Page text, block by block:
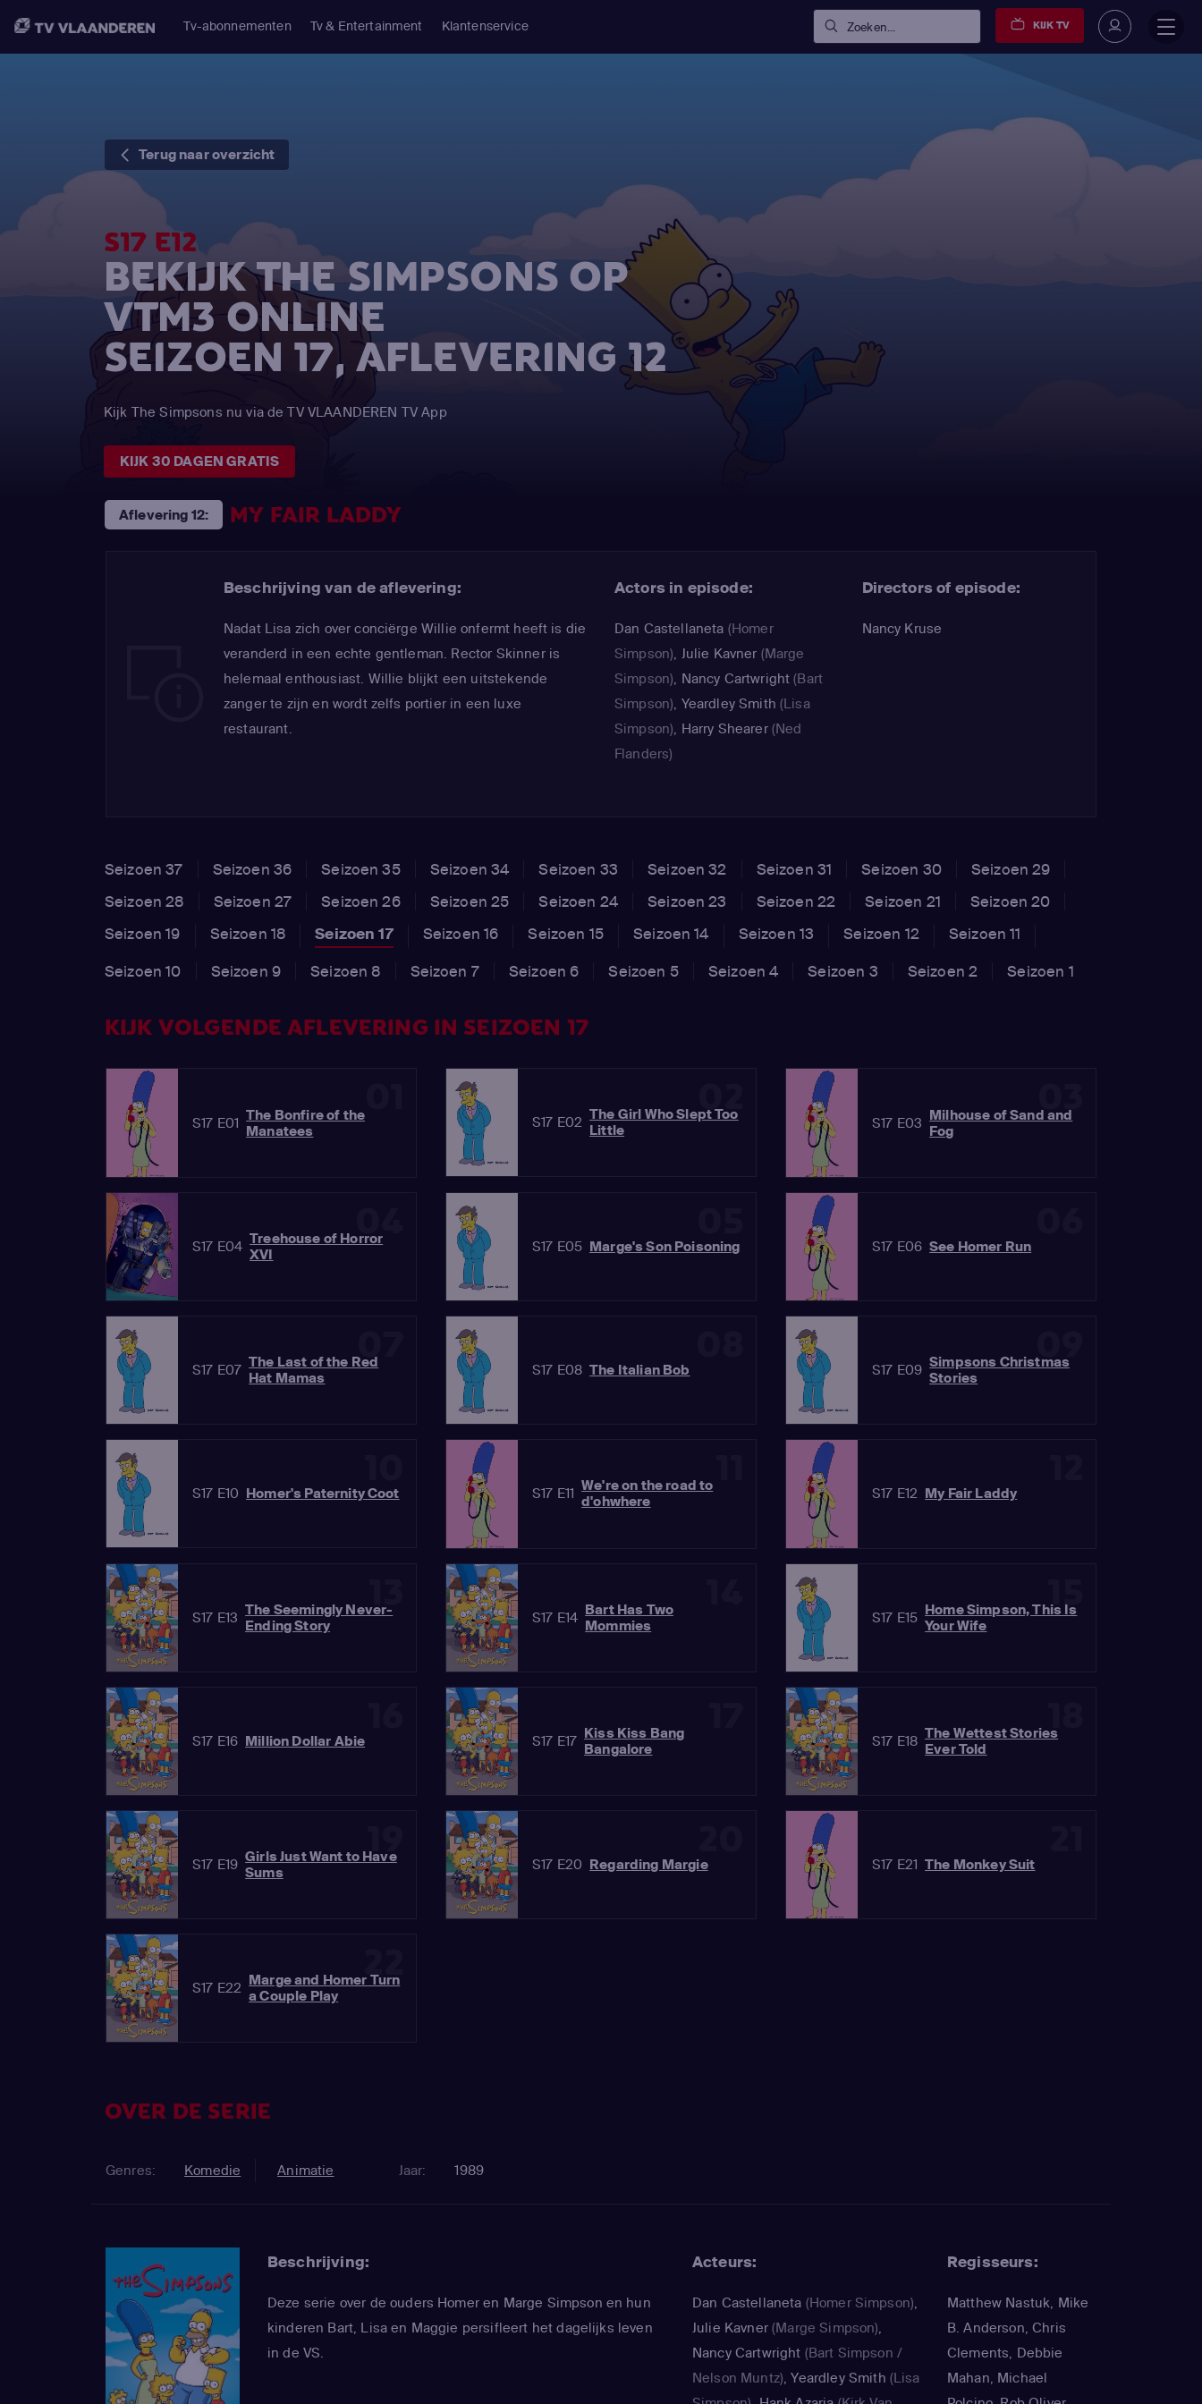
Tv-abonnementen Tv & Entertainment Klantenservice Zoeken... KIJK TV
Terug naar overzicht
S17 E12
BEKIJK THE SIMPSONS OP
VTM3 ONLINE
SEIZOEN 17, AFLEVERING 12
Kijk The Simpsons nu via de TV VLAANDEREN TV App
KIJK 30 DAGEN GRATIS
Aflevering 12: MY FAIR LADDY
Beschrijving van de aflevering:
Nadat Lisa zich over conciërge Willie onfermt heeft is die
veranderd in een echte gentleman. Rector Skinner is
helemaal enthousiast. Willie blijkt een uitstekende
zanger te zijn en wordt zelfs portier in een luxe
restaurant.
Actors in episode:
Dan Castellaneta (Homer
Simpson), Julie Kavner (Marge
Simpson), Nancy Cartwright (Bart
Simpson), Yeardley Smith (Lisa
Simpson), Harry Shearer(Ned
Flanders)
Directors of episode:
Nancy Kruse
Seizoen 37 Seizoen 36 Seizoen 35 Seizoen 34 Seizoen 33 Seizoen 32 Seizoen 31 Seizoen 30
Seizoen 29
Seizoen 28
Seizoen 27 Seizoen 26 Seizoen 25 Seizoen 24 Seizoen 23 Seizoen 22 Seizoen 21
Seizoen 20
Seizoen 19
Seizoen 18 Seizoen 17 Seizoen 16 Seizoen 15 Seizoen 14 Seizoen 13 Seizoen 12
Seizoen 11
Seizoen 10
Seizoen 9 Seizoen 8 Seizoen 7 Seizoen 6 Seizoen 5 Seizoen 4 Seizoen 3 Seizoen 2 Seizoen 1
KIJK VOLGENDE AFLEVERING IN SEIZOEN 17
S17 E01 The Bonfire of the
Manatees
02
S17 E02 The Girl Who Slept Too
Little
03
S17 E03 Milhouse of Sand and
Fog
S17 E04 Treehouse of Horror
XVI
S17 E05 Marge's Son Poisoning S17 E06 See Homer Run
07
S17 E07 The Last of the Red
Hat Mamas
S17 E08 The Italian Bob
09
S17 E09 Simpsons Christmas
Stories
S17 E10 Homer's Paternity Coot S17 E11 We're on the road to
d'ohwhere
S17 E12 My Fair Laddy
S17 E13 The Seemingly Never-
Ending Story
S17 E14 Bart Has Two
Mommies
15
S17 E15 Home Simpson, This Is
Your Wife
S17 E16 Million Dollar Abie S17 E17 Kiss Kiss Bang
Bangalore
S17 E18 The Wettest Stories
Ever Told
19
S17 E19 Girls Just Want to Have
Sums
S17 E20 Regarding Margie S17 E21 The Monkey Suit
22
S17 E22 Marge and Homer Turn
a Couple Play
OVER DE SERIE
Genres: Komedie Animatie Jaar: 1989
Beschrijving:
Deze serie over de ouders Homer en Marge Simpson en hun
kinderen Bart, Lisa en Maggie persifleert het dagelijks leven
in de VS.
Acteurs:
Dan Castellaneta (Homer Simpson),
Julie Kavner(Marge Simpson),
Nancy Cartwright (Bart Simpson /
Nelson Muntz),Yeardley Smith (Lisa
Regisseurs:
Matthew Nastuk, Mike
B. Anderson, Chris
Clements, Debbie
Mahan, Michael